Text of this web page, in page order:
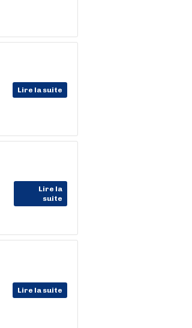
Lire la suite
Lire la
suite
Lire la suite